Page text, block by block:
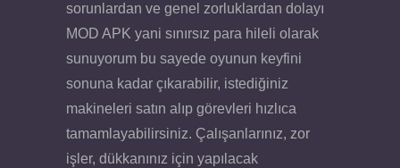
sorunlardan ve genel zorluklardan dolayı
MOD APK yani sınırsız para hileli olarak
sunuyorum bu sayede oyunun keyfini
sonuna kadar çıkarabilir, istediğiniz
makineleri satın alıp görevleri hızlıca
tamamlayabilirsiniz. Çalışanlarınız, zor
işler, dükkanınız için yapılacak